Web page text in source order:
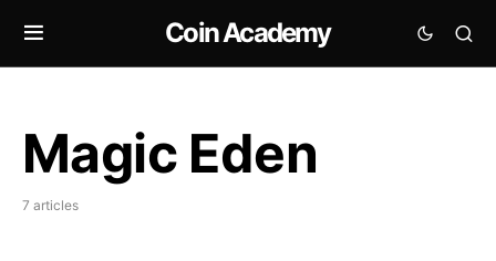
Coin Academy
Magic Eden
7 articles